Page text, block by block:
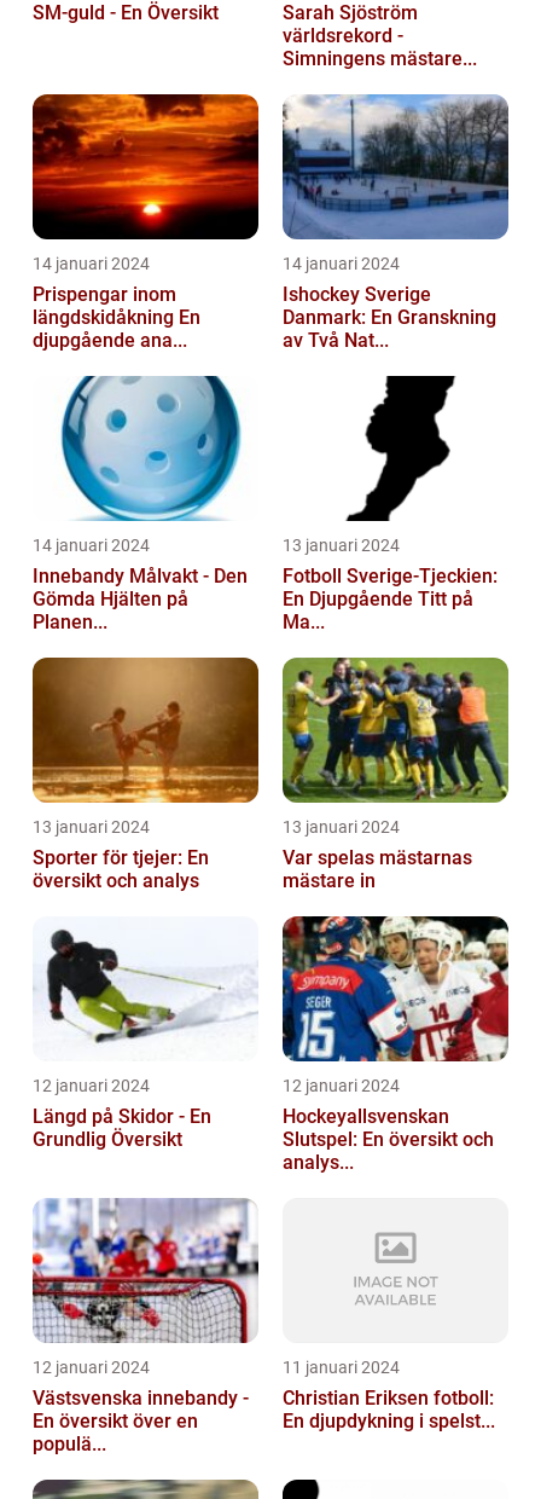
SM-guld - En Översikt
Sarah Sjöström
världsrekord -
Simningens mästare...
14 januari 2024
Prispengar inom
längdskidåkning En
djupgående ana...
14 januari 2024
Ishockey Sverige
Danmark: En Granskning
av Två Nat...
14 januari 2024
Innebandy Målvakt - Den
Gömda Hjälten på
Planen...
13 januari 2024
Fotboll Sverige-Tjeckien:
En Djupgående Titt på
Ma...
13 januari 2024
Sporter för tjejer: En
översikt och analys
13 januari 2024
Var spelas mästarnas
mästare in
12 januari 2024
Längd på Skidor - En
Grundlig Översikt
12 januari 2024
Hockeyallsvenskan
Slutspel: En översikt och
analys...
12 januari 2024
Västsvenska innebandy -
En översikt över en
populä...
11 januari 2024
Christian Eriksen fotboll:
En djupdykning i spelst...